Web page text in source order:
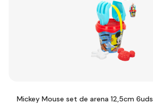
Mickey Mouse set de arena 12,5cm 6uds